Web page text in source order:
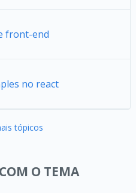
front-end
no react
tópicos
O TEMA